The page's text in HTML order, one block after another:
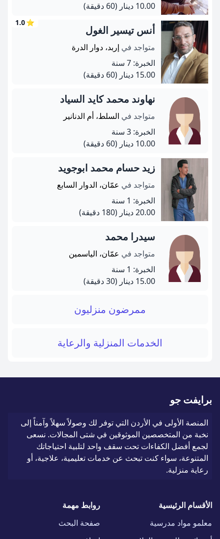
10.00 دينار
(60 دقيقة)
⭐
1.0
أنس تيسير الغول
متواجد في إربد، دوار الدرة
الخبرة: 7 سنة
15.00 دينار
(60 دقيقة)
نهاوند محمد كايد السياد
متواجد في السلط، أم الدنانير
الخبرة: 3 سنة
10.00 دينار
(60 دقيقة)
زيد حسام محمد ابوجويد
متواجد في عمّان، الدوار السابع
الخبرة: 1 سنة
20.00 دينار
(180 دقيقة)
سيدرا محمد
متواجد في عمّان، الياسمين
الخبرة: 1 سنة
15.00 دينار
(30 دقيقة)
ممرضون منزليون
الخدمات المنزلية والرعاية
برايفت جو
المنصة الأولى في الأردن التي توفر لك وصولاً سهلاً وآمناً إلى
نخبة من المتخصصين الموثوقين في شتى المجالات. نسعى
لجمع أفضل الكفاءات تحت سقف واحد لتلبية احتياجاتك
المتنوعة، سواء كنت تبحث عن خدمات تعليمية، علاجية، أو
رعاية منزلية.
الأقسام الرئيسية
معلمو مواد مدرسية
روابط مهمة
صفحة البحث